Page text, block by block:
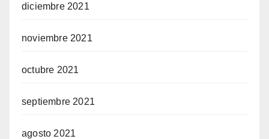
diciembre 2021
noviembre 2021
octubre 2021
septiembre 2021
agosto 2021